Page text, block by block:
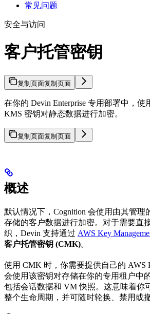
常见问题
安全与访问
客户托管密钥
复制页面复制页面
在你的 Devin Enterprise 专用部署中，使
KMS 密钥对静态数据进行加密。
复制页面复制页面
概述
默认情况下，Cognition 会使用由其管理
存储的客户数据进行加密。对于需要直
织，Devin 支持通过 AWS Key
客户托管密钥 (CMK)。
使用 CMK 时，你需要提供自己的 AWS
会使用该密钥对存储在你的专用租户中
包括会话数据和 VM 快照。这意味着你
整个生命周期，并可随时轮换、禁用或